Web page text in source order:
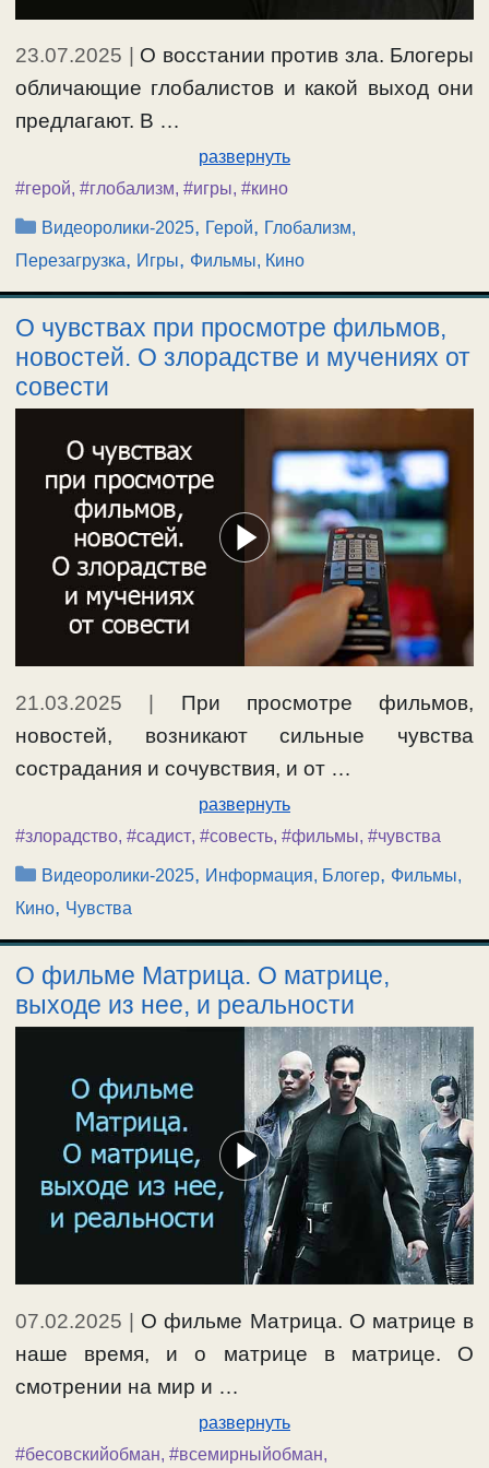
23.07.2025
О восстании против зла. Блогеры
обличающие глобалистов и какой выход они
предлагают. В …
развернуть
#герой, #глобализм, #игры, #кино
Рубрики
Видеоролики-2025, Герой, Глобализм,
Перезагрузка, Игры, Фильмы, Кино
О чувствах при просмотре фильмов,
новостей. О злорадстве и мучениях от
совести
21.03.2025
При просмотре фильмов,
новостей, возникают сильные чувства
сострадания и сочувствия, и от …
развернуть
#злорадство, #садист, #совесть, #фильмы, #чувства
Рубрики
Видеоролики-2025, Информация, Блогер, Фильмы,
Кино, Чувства
О фильме Матрица. О матрице,
выходе из нее, и реальности
07.02.2025 | О фильме Матрица. О матрице в
наше время, и о матрице в матрице. О
смотрении на мир и …
развернуть
#бесовскийобман, #всемирныйобман,